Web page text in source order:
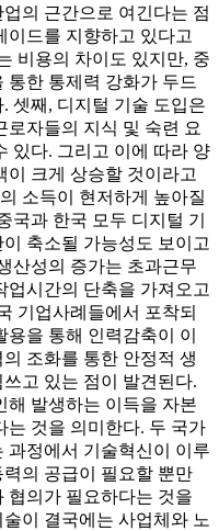
의 근간으로 여긴다는 점
이드를 지향하고 있다고
비용의 차이도 있지만, 중
통한 통제력 강화가 두드
셋째, 디지털 기술 도입은
로자들의 지식 및 숙련 요
있다. 그리고 이에 따라 양
이 크게 상승할 것이라고
소득이 현저하게 높아질
국과 한국 모두 디지털 기
축소될 가능성도 보이고
산성의 증가는 초과근무
업시간의 단축을 가져오고
기업사례들에서 포착되
을 통해 인력감축이 이
조화를 통한 안정적 생
고 있는 점이 발견된다.
해 발생하는 이득을 자본
는 것을 의미한다. 두 국가
과정에서 기술혁신이 이루
의 공급이 필요할 뿐만
협의가 필요하다는 것을
이 결국에는 사업체와 노